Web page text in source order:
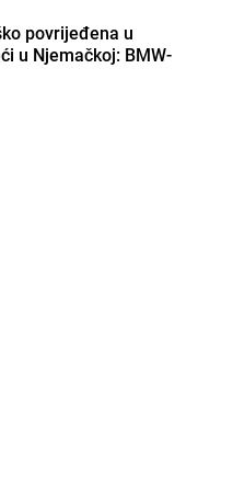
povrijeđena u
u Njemačkoj: BMW-